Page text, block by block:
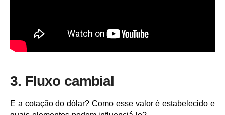
3. Fluxo cambial
E a cotação do dólar? Como esse valor é estabelecido e